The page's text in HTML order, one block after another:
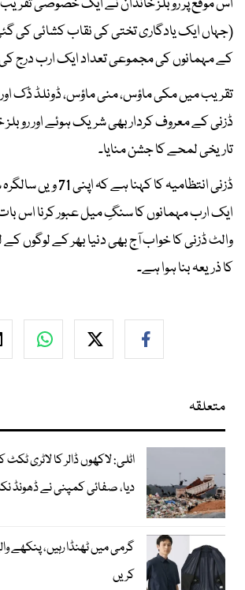
اس موقع پر روبلز خاندان نے ایک خصوصی
(جہاں ایک یادگاری تختی کی نقاب کشائی کی
کے مہمانوں کی مجموعی تعداد ایک ارب درج
تقریب میں مکی ماؤس، منی ماؤس، ڈونلڈ ڈک
ڈزنی کے معروف کردار بھی شریک ہوئے اور
تاریخی لمحے کا جشن منایا۔
ڈزنی انتظامیہ کا کہنا
ایک ارب مہمانوں کا سنگِ میل عبور کرنا اس
والٹ ڈزنی کا خواب آج بھی دنیا بھر کے لوگوں
کا ذریعہ بنا ہوا ہے۔
متعلقہ
اٹلی: لاکھوں ڈالر کا لاٹری
دیا، صفائی کمپنی نے ڈھونڈ
گرمی میں ٹھنڈا رہیں، پنکھے
کریں